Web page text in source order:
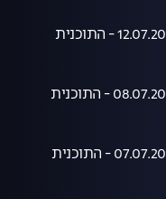
הצינור 12.07.2026 - התוכנית
הצינור 08.07.2026 - התוכנית
הצינור 07.07.2026 - התוכנית